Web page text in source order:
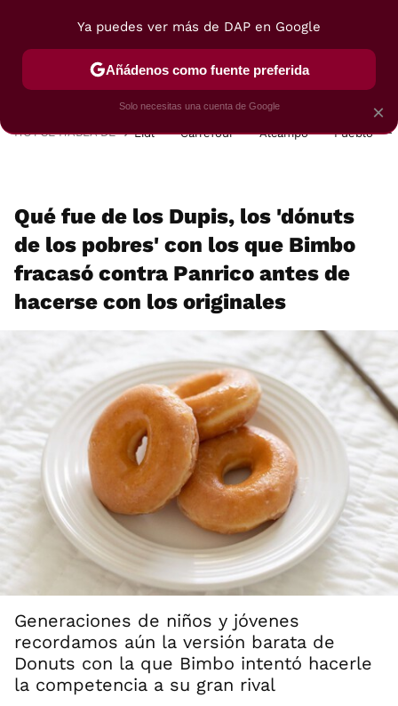
POSTRES VIAJES SELECCIÓN VEGUI
HOY SE HABLA DE Lidl Carrefour Alcampo Pueblo
Qué fue de los Dupis, los 'dónuts
de los pobres' con los que Bimbo
fracasó contra Panrico antes de
hacerse con los originales
Generaciones de niños y jóvenes
recordamos aún la versión barata de
Donuts con la que Bimbo intentó hacerle
la competencia a su gran rival
×
Ya puedes ver más de DAP en Google
Añádenos como fuente preferida
Solo necesitas una cuenta de Google